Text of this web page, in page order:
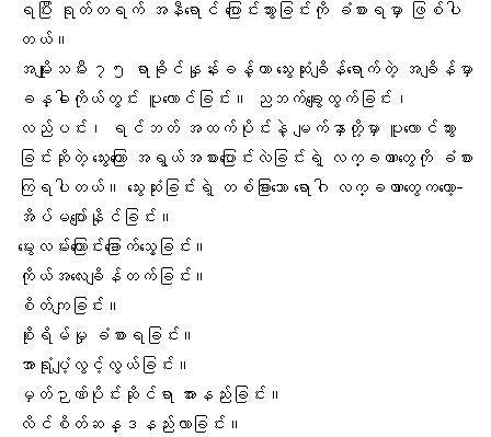
ရပြီး ရုတ်တရက် အနီရောင် ပြောင်းသွားခြင်းကို ခံစားရမှာ ဖြစ်ပါ
တယ်။
အမျိုးသမီး ၇၅ ရာခိုင်နှုန်းခန့်ဟာ သွေးဆုံးချိန်ရောက်တဲ့ အချိန်မှာ
ခန္ဓါကိုယ်တွင်း ပူလောင်ခြင်း။ ညဘက်ချွေးထွက်ခြင်း၊
လည်ပင်း၊ ရင်ဘတ် အထက်ပိုင်းနဲ့ မျက်နှာတို့မှာ ပူလောင်သွား
ခြင်းဆိုတဲ့ သွေးကြော အရွယ်အစားပြောင်းလဲခြင်းရဲ့ လက္ခဏာတွေကို ခံစား
ကြရပါတယ်။ သွေးဆုံးခြင်းရဲ့ တစ်ခြားသော ရောဂါ လက္ခဏာတွေကတော့-
အိပ်မပျော်နိုင်ခြင်း။
မွေးလမ်းကြောင်းခြောက်သွေ့ခြင်း။
ကိုယ်အလေးချိန်တက်ခြင်း။
စိတ်ကျခြင်း။
စိုးရိမ်မှု ခံစားရခြင်း။
အာရုံပျံ့လွင့်လွယ်ခြင်း။
မှတ်ဉာဏ်ပိုင်းဆိုင်ရာ အားနည်းခြင်း။
လိင်စိတ်ဆန္ဒနည်းလာခြင်း။